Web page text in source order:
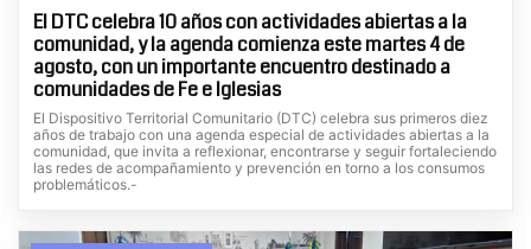
El DTC celebra 10 años con actividades abiertas a la
comunidad, y la agenda comienza este martes 4 de
agosto, con un importante encuentro destinado a
comunidades de Fe e Iglesias
El Dispositivo Territorial Comunitario (DTC) celebra sus primeros diez
años de trabajo con una agenda especial de actividades abiertas a la
comunidad, que invita a reflexionar, encontrarse y seguir fortaleciendo
las redes de acompañamiento y prevención en torno a los consumos
problemáticos.-